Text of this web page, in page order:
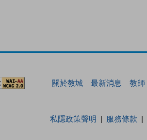
關於教城 最新消息 教師
私隱政策聲明 服務條款